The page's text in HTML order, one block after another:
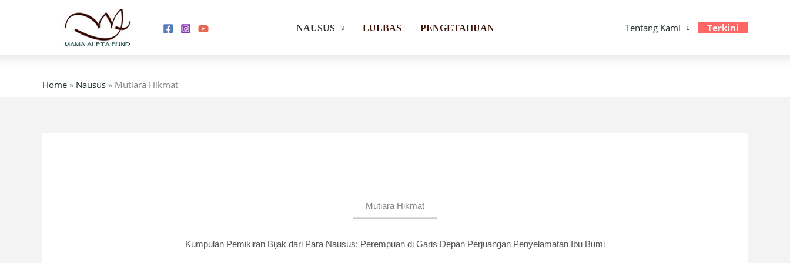
NAUSUS LULBAS PENGETAHUAN Tentang Kami Terkini
Home » Nausus » Mutiara Hikmat
Mutiara Hikmat
Kumpulan Pemikiran Bijak dari Para Nausus: Perempuan di Garis Depan Perjuangan Penyelamatan Ibu Bumi